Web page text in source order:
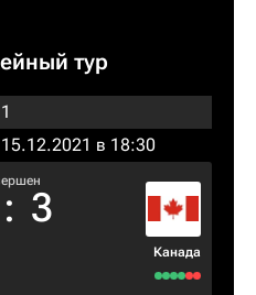
тур
1
15.12.2021 в 18:30
: 3
Канада